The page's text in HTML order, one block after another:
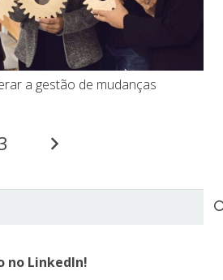
a gestão de mudanças
no LinkedIn!